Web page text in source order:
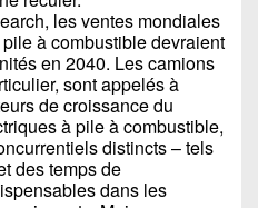
les ventes mondiales
à combustible devraient
en 2040. Les camions
sont appelés à
de croissance du
à pile à combustible,
distincts – tels
des temps de
dans les